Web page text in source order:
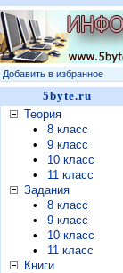
Добавить в избранное
5byte.ru
Теория
•
8 класс
•
9 класс
•
10 класс
•
11 класс
Задания
•
8 класс
•
9 класс
•
10 класс
•
11 класс
Книги